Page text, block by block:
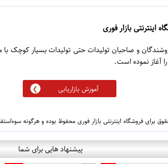
اینترنتی بازار فوری
و صاحبان تولیدات حتی تولیدات بسیار کوچک با
آموزش بازاریابی
برای فروشگاه اینترنتی بازار فوری محفوظ بوده و هرگونه
پیشنهاد هایی برای شما